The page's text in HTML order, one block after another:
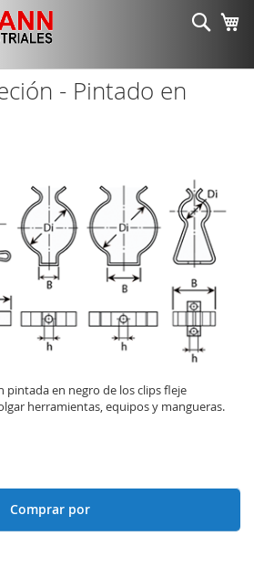
- Pintado en
pintada en negro de los clips fleje
herramientas, equipos y mangueras.
Comprar por